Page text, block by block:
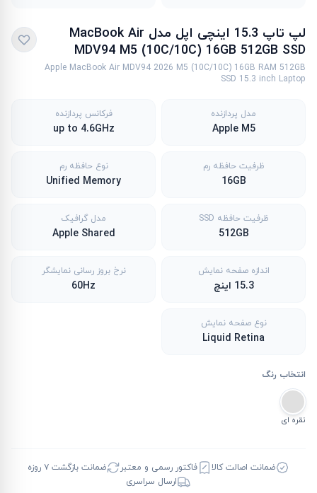
لپ تاپ 15.3 اینچی اپل مدل MacBook Air
MDV94 M5 (10C/10C) 16GB 512GB SSD
Apple MacBook Air MDV94 2026 M5 (10C/10C) 16GB RAM 512GB
SSD 15.3 inch Laptop
مدل پردازنده
Apple M5
فرکانس پردازنده
up to 4.6GHz
ظرفیت حافظه رم
16GB
نوع حافظه رم
Unified Memory
ظرفیت حافظه SSD
512GB
مدل گرافیک
Apple Shared
اندازه صفحه نمایش
15.3 اینچ
نرخ بروز رسانی نمایشگر
60Hz
نوع صفحه نمایش
Liquid Retina
انتخاب رنگ
نقره ای
ضمانت اصالت کالا فاکتور رسمی و معتبر
ضمانت بازگشت ۷ روزه
ارسال سراسری